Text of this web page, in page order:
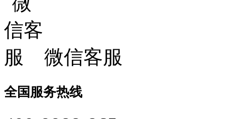
微信客服
全国服务热线